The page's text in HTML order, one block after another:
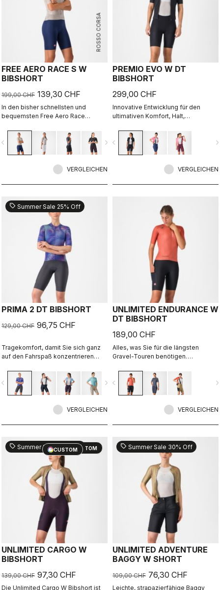
ROSSO CORSA
FREE AERO RACE S W
BIBSHORT
199,00 CHF 139,30 CHF
In den bisher schnellsten und
bequemsten Free Aero Race
Tragekomfort und Aerodynamik
miteinander.
navigate_next
VERGLEICHEN
PREMIO EVO W DT
BIBSHORT
299,00 CHF
Innovative Entwicklung für den
ultimativen Komfort, Halt,
auf der Langstrecke.
navigate_before
VERGLEICHEN
sell Summer Sale 25% Off
PRIMA 2 DT BIBSHORT
129,00 CHF 96,75 CHF
Tragekomfort, damit Sie sich ganz
auf den Fahrspaß konzentrieren
navigate_next
VERGLEICHEN
UNLIMITED ENDURANCE W
DT BIBSHORT
189,00 CHF
Alles, was Sie für die längsten
Gravel-Touren benötigen.
extra Stauraum.
navigate_before
VERGLEICHEN
CUSTOM
sell Summer Sale 30% Off
CUSTOM
UNLIMITED CARGO W
BIBSHORT
139,00 CHF 97,30 CHF
Die Unlimited Cargo W Bibshort ist
sell Summer Sale 30% Off
UNLIMITED ADVENTURE
BAGGY W SHORT
109,00 CHF 76,30 CHF
Leichte, strapazierfähige Baggy